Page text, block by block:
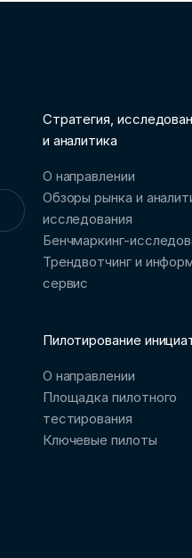
Стратегия,
и аналитика
О направлении
Обзоры рынка и
исследования
Бенчмаркинг-
Трендвотчинг и
сервис
Пилотирование
О направлении
Площадка пилотного
тестирования
Ключевые пилоты